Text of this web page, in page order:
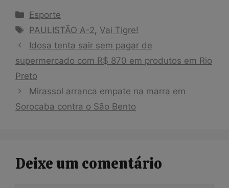
Categorias
Esporte
Tags
PAULISTÃO A-2, Vai Tigre!
Idosa tenta sair sem pagar de
supermercado com R$ 870 em produtos em Rio
Preto
Mirassol arranca empate na marra em
Sorocaba contra o São Bento
Deixe um comentário